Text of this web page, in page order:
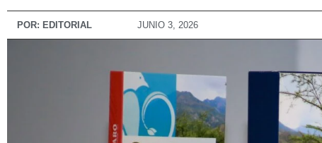
POR: EDITORIAL JUNIO 3, 2026